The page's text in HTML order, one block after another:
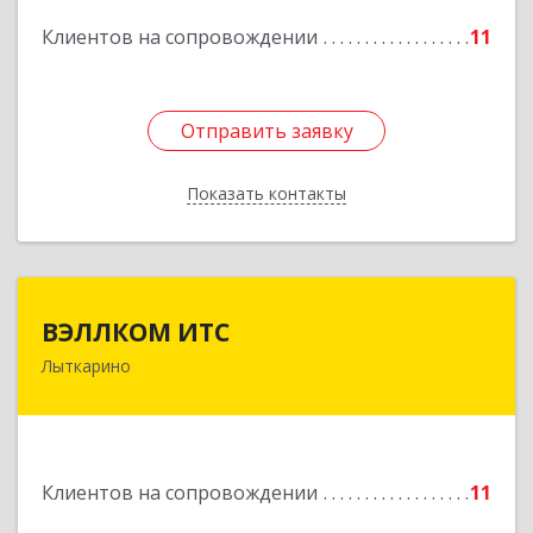
Клиентов на сопровождении 11
Отправить заявку
Показать контакты
Отправить заявку
Назад
ВЭЛЛКОМ ИТС
Лыткарино
Клиентов на сопровождении 11
140081, Московская обл, Лыткарино г.о.,
Подробнее